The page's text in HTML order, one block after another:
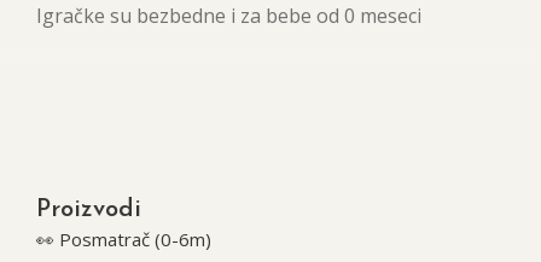
Igračke su bezbedne i za bebe od 0 meseci
Proizvodi
👀 Posmatrač (0-6m)